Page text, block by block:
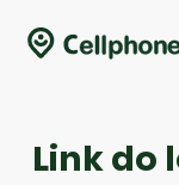
Link do